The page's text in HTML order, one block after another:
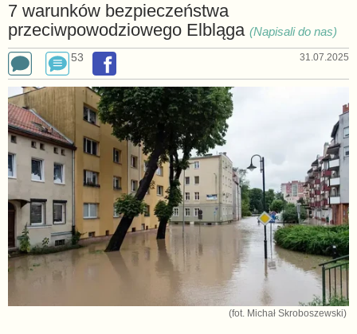
7 warunków bezpieczeństwa
przeciwpowodziowego Elbląga (Napisali do nas)
53 31.07.2025
(fot. Michał Skroboszewski)